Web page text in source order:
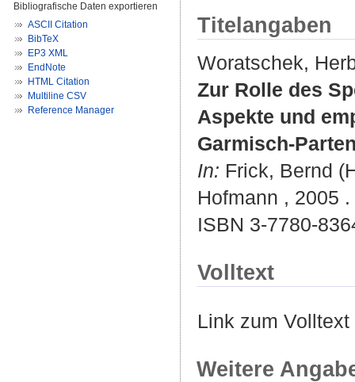
Bibliografische Daten exportieren
ASCII Citation
BibTeX
EP3 XML
EndNote
HTML Citation
Multiline CSV
Reference Manager
Titelangaben
Woratschek,
Zur Rolle des
Aspekte und
Garmisch-
In: Frick, Bernd
Hofmann , 2005
ISBN 3-7780-
Volltext
Link zum
Weitere